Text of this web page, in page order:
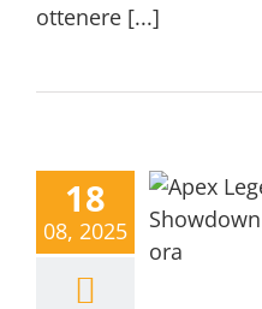
ottenere [...]
18
08, 2025